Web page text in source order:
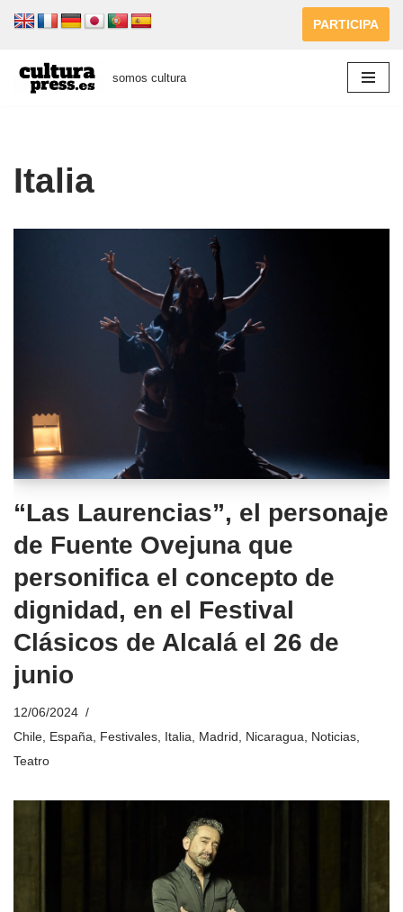
al
contenido
PARTICIPA
somos cultura
Italia
“Las Laurencias”, el personaje
de Fuente Ovejuna que
personifica el concepto de
dignidad, en el Festival
Clásicos de Alcalá el 26 de
junio
12/06/2024
Chile España Festivales Italia Madrid Nicaragua Noticias
Teatro